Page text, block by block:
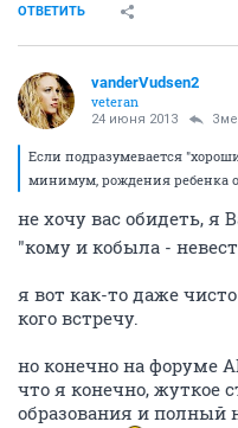
ОТВЕТИТЬ
vanderVudsen2
veteran
24 июня 2013
Если подразумевается
минимум, рождения ребенка
не хочу вас обидеть, я
"кому и кобыла -
я вот как-то даже
кого встречу.
но конечно на форуме
что я конечно, жуткое
образования и полный